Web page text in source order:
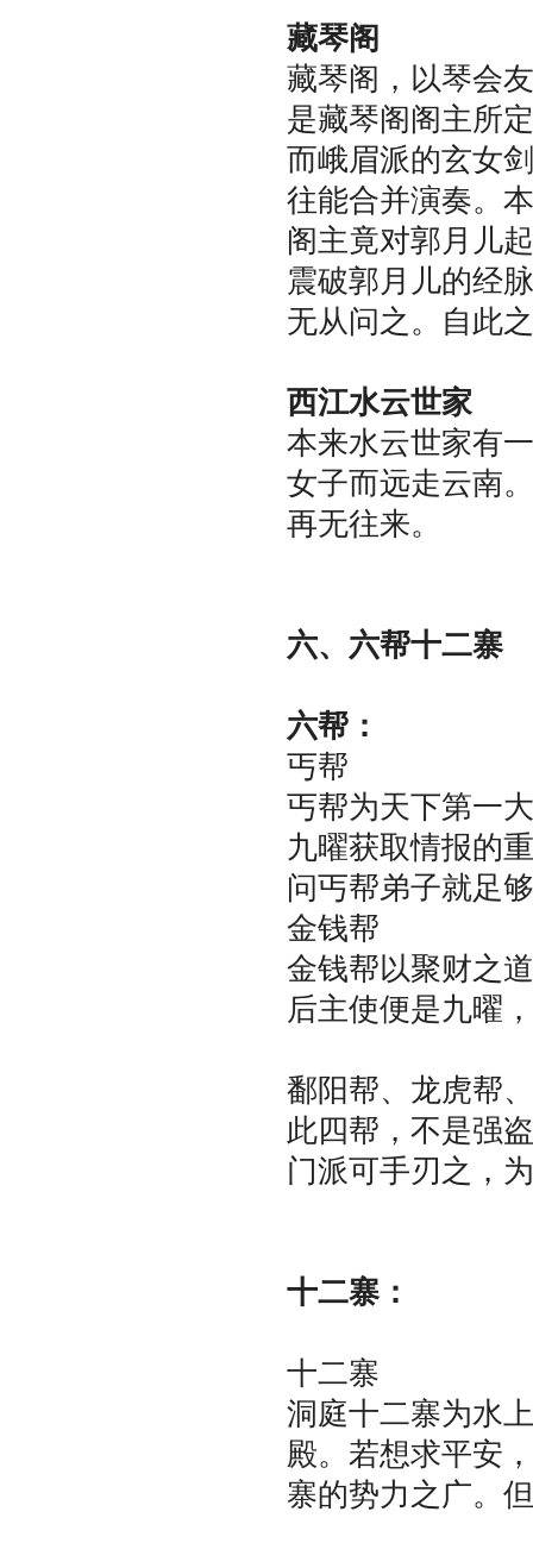
藏琴阁
藏琴阁，以琴会
是藏琴阁阁主所
而峨眉派的玄女
往能合并演奏。
阁主竟对郭月儿
震破郭月儿的经
无从问之。自此
西江水云世家
本来水云世家有
女子而远走云南
再无往来。
六、六帮十二寨
六帮：
丐帮
丐帮为天下第一
九曜获取情报的
问丐帮弟子就足
金钱帮
金钱帮以聚财之
后主使便是九曜
鄱阳帮、龙虎帮
此四帮，不是强
门派可手刃之，
十二寨：
十二寨
洞庭十二寨为水
殿。若想求平安
寨的势力之广。